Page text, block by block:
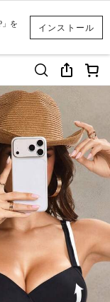
インストール
」を